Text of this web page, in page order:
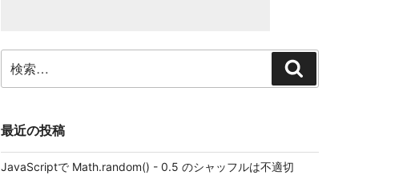
索:
索
最近の投稿
JavaScriptで Math.random() - 0.5 のシャッフルは不適切